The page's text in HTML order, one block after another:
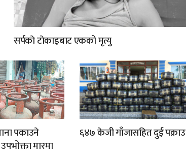
सर्पकाे टाेकाइबाट एकको मृत्यु
पकाउने
मारमा
६४७ केजी गाँजासहित दुई पक्राउ